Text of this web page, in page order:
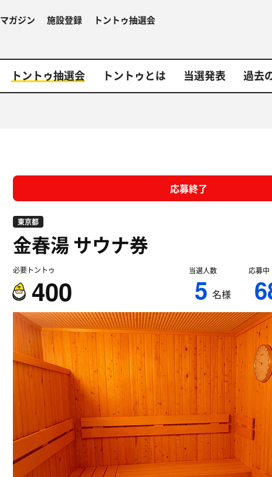
マガジン 施設登録 トントゥ抽選会
トントゥ抽選会 トントゥとは 当選発表 過去
応募終了
東京都
金春湯サウナ券
必要トントゥ
400
当選人数
5 名様
応募中